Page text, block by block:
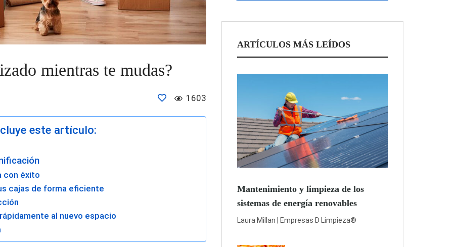
mientras te mudas?
1603
este artículo:
con éxito
cajas de forma eficiente
al nuevo espacio
ARTÍCULOS MÁS LEÍDOS
Mantenimiento y limpieza de los
sistemas de energía renovables
Laura Millan | Empresas D Limpieza®